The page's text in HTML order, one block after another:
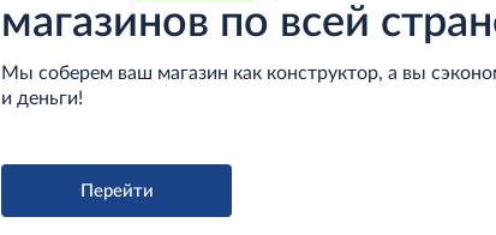
магазинов по всей
Мы соберем ваш магазин как конструктор, а вы
и деньги!
Перейти